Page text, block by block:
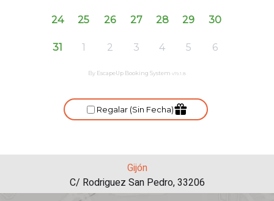
Gijón
C/ Rodriguez San Pedro, 33206